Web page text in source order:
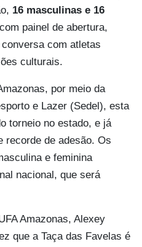
16 masculinas e 16
painel de abertura,
com atletas
culturais.
por meio da
e Lazer (Sedel), esta
torneio no estado, e já
recorde de adesão. Os
e feminina
nacional, que será
Amazonas, Alexey
que a Taça das Favelas é